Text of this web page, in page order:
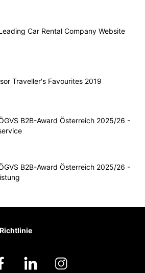
Car Rental Company Website
Traveller's Favourites 2019
B2B-Award Österreich 2025/26 -
B2B-Award Österreich 2025/26 -